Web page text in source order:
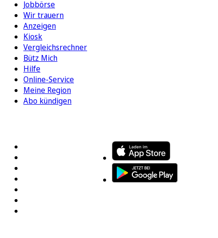
Jobbörse
Wir trauern
Anzeigen
Kiosk
Vergleichsrechner
Bütz Mich
Hilfe
Online-Service
Meine Region
Abo kündigen